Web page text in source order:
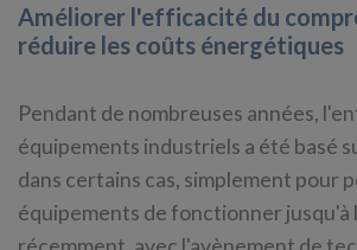
Améliorer l'efficacité du
réduire les coûts énergétiques
Pendant de nombreuses années,
équipements industriels a été basé
dans certains cas, simplement pour
équipements de fonctionner jusqu'à